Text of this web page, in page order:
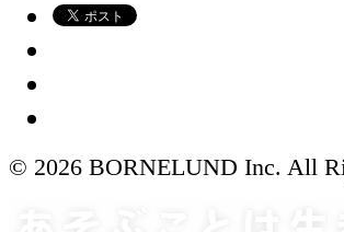
© 2026 BORNELUND Inc. All